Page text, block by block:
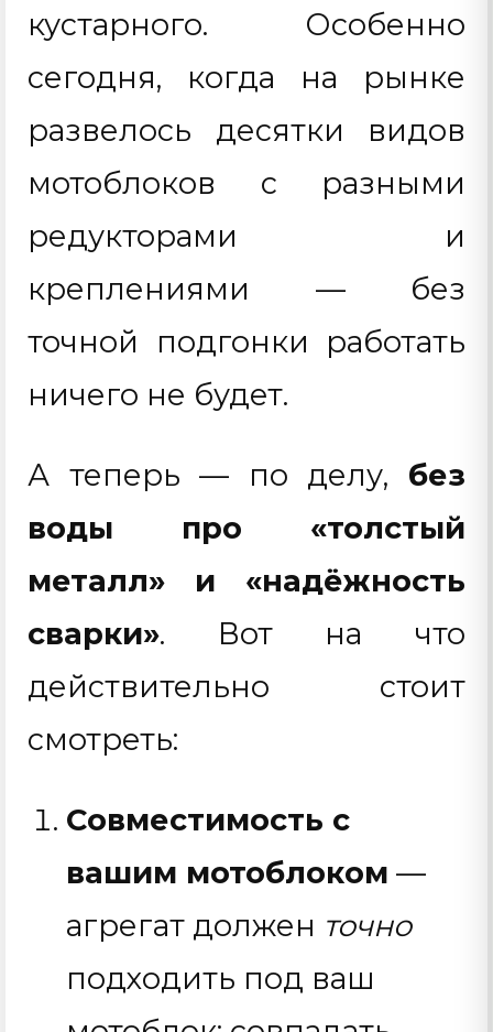
кустарного. Особенно
сегодня, когда на рынке
развелось десятки видов
мотоблоков с разными
редукторами и
креплениями — без
точной подгонки работать
ничего не будет.
А теперь — по делу, без
воды про «толстый
металл» и «надёжность
сварки». Вот на что
действительно стоит
смотреть:
Совместимость с
вашим мотоблоком —
агрегат должен точно
подходить под ваш